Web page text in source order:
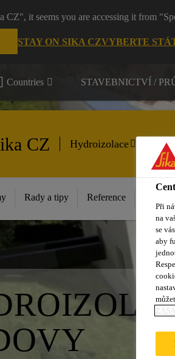
CZ", it seems you are accessing it from
STAY ON SIKA CZVYBERTE
Countries STAVEBNICTVÍ /
CZ Hydroizolace
Rady a tipy Reference
Při
na
se
aby